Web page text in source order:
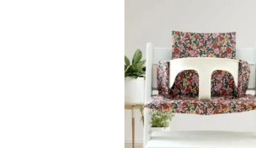
32,50 €
à
44,50 €